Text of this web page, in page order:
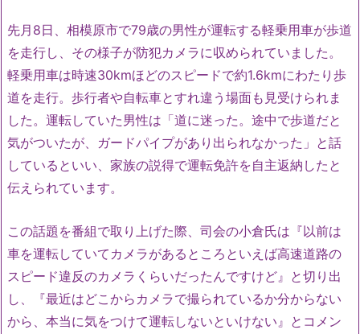
先月8日、相模原市で79歳の男性が運転する軽乗用車が歩道
を走行し、その様子が防犯カメラに収められていました。
軽乗用車は時速30kmほどのスピードで約1.6kmにわたり歩
道を走行。歩行者や自転車とすれ違う場面も見受けられま
した。運転していた男性は「道に迷った。途中で歩道だと
気がついたが、ガードパイプがあり出られなかった」と話
しているといい、家族の説得で運転免許を自主返納したと
伝えられています。
この話題を番組で取り上げた際、司会の小倉氏は『以前は
車を運転していてカメラがあるところといえば高速道路の
スピード違反のカメラくらいだったんですけど』と切り出
し、『最近はどこからカメラで撮られているか分からない
から、本当に気をつけて運転しないといけない』とコメン